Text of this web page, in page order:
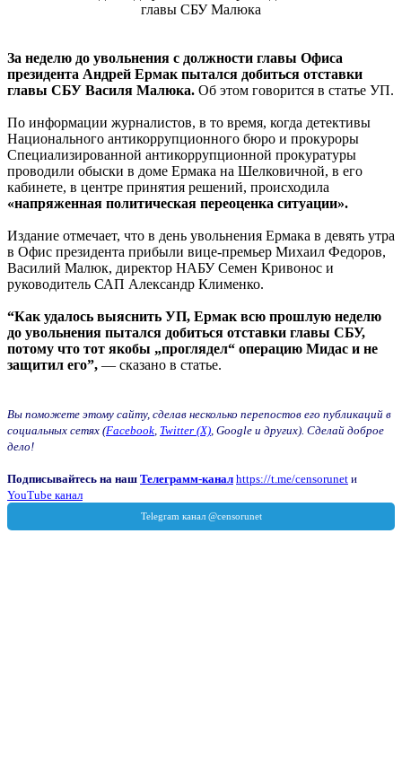
За неделю до увольнения с должности главы Офиса
президента Андрей Ермак пытался добиться отставки
главы СБУ Василя Малюка. Об этом говорится в статье УП.
По информации журналистов, в то время, когда детективы
Национального антикоррупционного бюро и прокуроры
Специализированной антикоррупционной прокуратуры
проводили обыски в доме Ермака на Шелковичной, в его
кабинете, в центре принятия решений, происходила
«напряженная политическая переоценка ситуации».
Издание отмечает, что в день увольнения Ермака в девять утра
в Офис президента прибыли вице-премьер Михаил Федоров,
Василий Малюк, директор НАБУ Семен Кривонос и
руководитель САП Александр Клименко.
“Как удалось выяснить УП, Ермак всю прошлую неделю
до увольнения пытался добиться отставки главы СБУ,
потому что тот якобы „проглядел“ операцию Мидас и не
защитил его”, — сказано в статье.
Вы поможете этому сайту, сделав несколько перепостов его публикаций в
социальных сетях (Facebook Twitter (X) , Google и других). Сделай доброе
дело!
Подписывайтесь на наш Телеграмм-канал https://t.me/censorunet и
YouTube канал